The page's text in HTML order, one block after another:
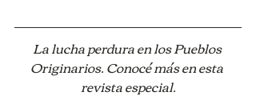
La lucha perdura en los Pueblos
Originarios. Conocé más en esta
revista especial.